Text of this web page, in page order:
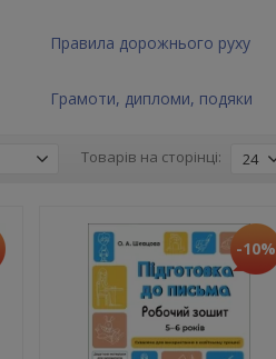
Правила дорожнього руху
Грамоти, дипломи, подяки
Товарів на сторінці: 24
-10%